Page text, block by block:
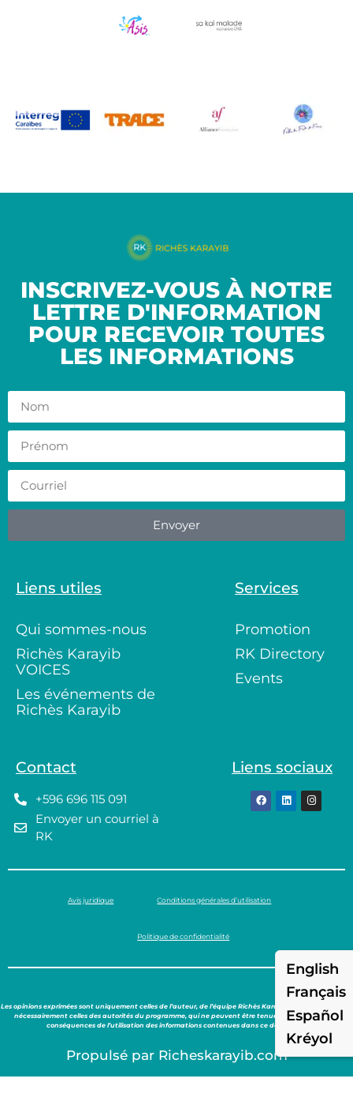
INSCRIVEZ-VOUS À NOTRE
LETTRE D'INFORMATION
POUR RECEVOIR TOUTES
LES INFORMATIONS
Envoyer
Liens utiles
Qui sommes-nous
Richès Karayib
VOICES
Les événements de
Richès Karayib
Services
Promotion
RK Directory
Events
Contact
+596 696 115 091
Envoyer un courriel à
RK
Liens sociaux
Avis juridique Conditions générales d’utilisation
Politique de confidentialité
Les opinions exprimées sont uniquement celles de l’auteur, de l’équipe Richès Karayib et ne reflètent pas
nécessairement celles des autorités du programme, qui ne peuvent être tenues responsables des
conséquences de l’utilisation des informations contenues dans ce document.
Propulsé par Richeskarayib.com
English
Français
Español
Kréyol